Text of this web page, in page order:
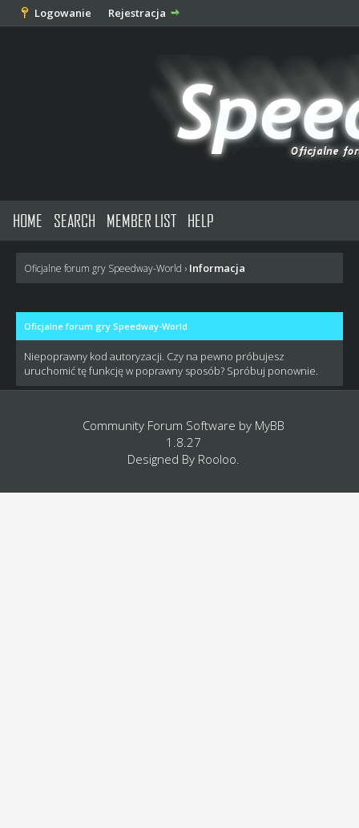
Logowanie Rejestracja
HOME SEARCH MEMBER LIST HELP
Oficjalne forum gry Speedway-World › Informacja
Oficjalne forum gry Speedway-World
Niepoprawny kod autoryzacji. Czy na pewno próbujesz
uruchomić tę funkcję w poprawny sposób? Spróbuj ponownie.
Community Forum Software by MyBB
1.8.27
Designed By Rooloo.